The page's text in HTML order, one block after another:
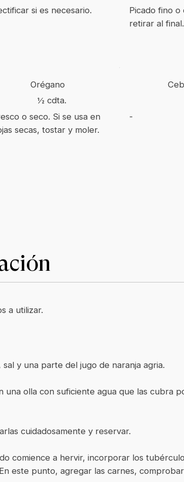
si es necesario.
Picado fino
retirar al final.
Orégano
½ cdta.
o seco. Si se usa en
secas, tostar y moler.
-
a utilizar.
y una parte del jugo de naranja agria.
olla con suficiente agua que las cubra
cuidadosamente y reservar.
comience a hervir, incorporar los
este punto, agregar las carnes,